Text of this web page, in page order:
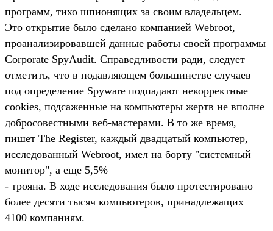
программ, тихо шпионящих за своим владельцем.
Это открытие было сделано компанией Webroot,
проанализировавшей данные работы своей программы
Corporate SpyAudit. Справедливости ради, следует
отметить, что в подавляющем большинстве случаев
под определение Spyware подпадают некорректные
cookies, подсаженные на компьютеры жертв не вполне
добросовестными веб-мастерами. В то же время,
пишет The Register, каждый двадцатый компьютер,
исследованный Webroot, имел на борту "системный
монитор", а еще 5,5%
- трояна. В ходе исследования было протестировано
более десяти тысяч компьютеров, принадлежащих
4100 компаниям.